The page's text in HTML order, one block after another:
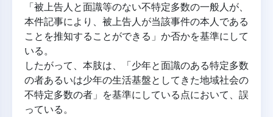
「被上告人と面識等のない不特定多数の一般人が、
本件記事により、被上告人が当該事件の本人である
ことを推知することができる」か否かを基準にして
いる。
したがって、本肢は、「少年と面識のある特定多数
の者あるいは少年の生活基盤としてきた地域社会の
不特定多数の者」を基準にしている点において、誤
っている。